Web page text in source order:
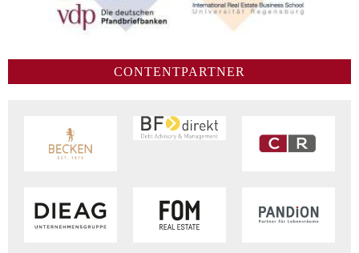
CONTENTPARTNER